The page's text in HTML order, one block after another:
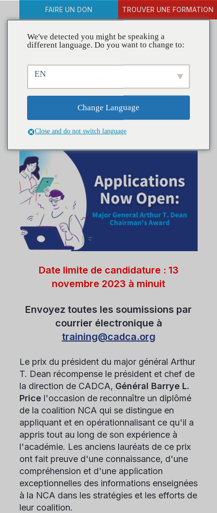
FAIRE UN DON TROUVER UNE FORMATION
Postulez maintenant pour
le Prix du président du
major-général Arthur T.
Dean 2024 !
Date limite de candidature : 13
novembre 2023 à minuit
Envoyez toutes les soumissions par
courrier électronique à
training@cadca.org
Le prix du président du major général Arthur
T. Dean récompense le président et chef de
la direction de CADCA, Général Barrye L.
Price l'occasion de reconnaître un diplômé
de la coalition NCA qui se distingue en
appliquant et en opérationnalisant ce qu'il a
appris tout au long de son expérience à
l'académie. Les anciens lauréats de ce prix
ont fait preuve d'une connaissance, d'une
compréhension et d'une application
exceptionnelles des informations enseignées
à la NCA dans les stratégies et les efforts de
leur coalition.
We've detected you might be speaking a
different language. Do you want to change to:
EN
Change Language
Close and do not switch language